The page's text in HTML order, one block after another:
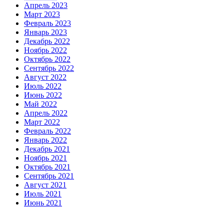
Апрель 2023
Март 2023
Февраль 2023
Январь 2023
Декабрь 2022
Ноябрь 2022
Октябрь 2022
Сентябрь 2022
Август 2022
Июль 2022
Июнь 2022
Май 2022
Апрель 2022
Март 2022
Февраль 2022
Январь 2022
Декабрь 2021
Ноябрь 2021
Октябрь 2021
Сентябрь 2021
Август 2021
Июль 2021
Июнь 2021